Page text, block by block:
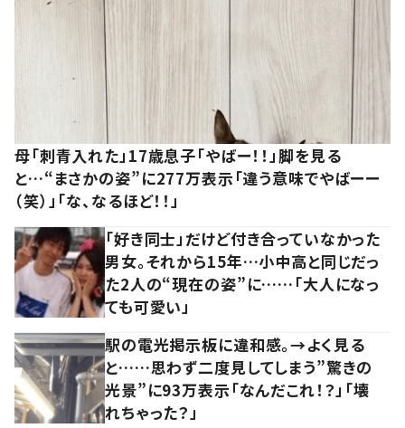
母「刺青入れた」17歳息子「やばー！！」脚を見る
と…“まさかの姿”に277万表示「違う意味でやばーー
（笑）」「な、なるほど！！」
「好き同士」だけど付き合っていなかった
男女。それから15年…小中高と同じだっ
た2人の“現在の姿”に……「大人になっ
ても可愛い」
駅の電光掲示板に違和感。→よく見る
と……思わず二度見してしまう”驚きの
光景”に93万表示「なんだこれ！？」「壊
れちゃった？」